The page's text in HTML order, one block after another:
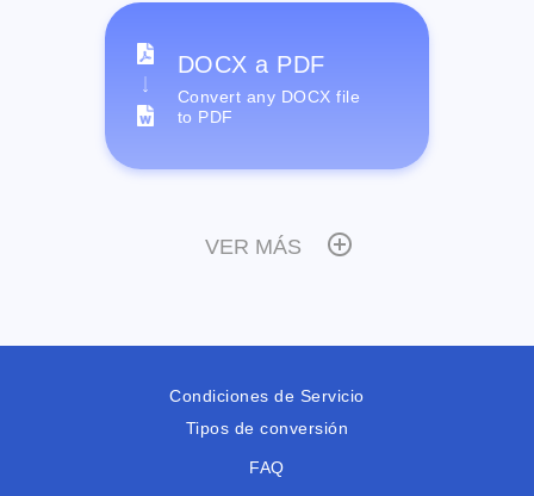
DOCX a PDF
Convert any DOCX file
to PDF
VER MÁS
Condiciones de Servicio
Tipos de conversión
FAQ